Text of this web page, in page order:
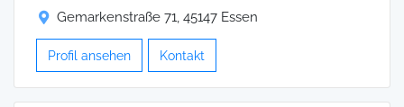
Gemarkenstraße 71, 45147 Essen
Profil ansehen Kontakt